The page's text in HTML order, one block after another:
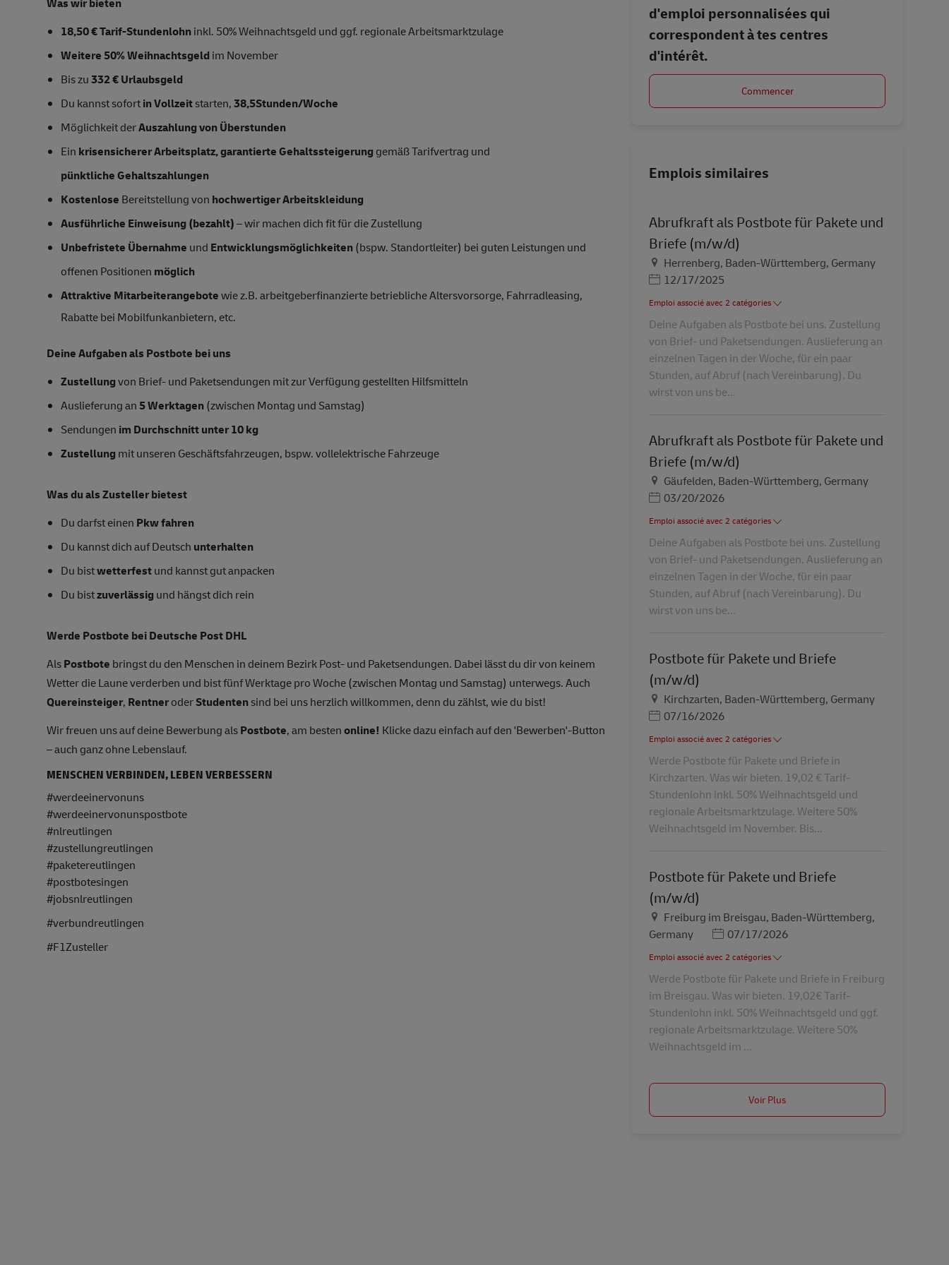
18,50 € Tarif-Stundenlohninkl. 50% Weihnachtsgeld und ggf. regionale Arbeitsmarktzulage
Weitere 50% Weihnachtsgeldim November
Bis zu332 € Urlaubsgeld
Du kannst sofortin Vollzeitstarten,38,5Stunden/Woche
Möglichkeit derAuszahlung von Überstunden
Ein krisensicherer Arbeitsplatz, garantierte Gehaltssteigerung gemäß Tarifvertrag und
pünktliche Gehaltszahlungen
Kostenlose Bereitstellung von hochwertiger Arbeitskleidung
Ausführliche Einweisung (bezahlt)– wir machen dich fit für die Zustellung
Unbefristete Übernahme und Entwicklungsmöglichkeiten(bspw. Standortleiter) bei guten Leistungen und
offenen Positionen möglich
Attraktive Mitarbeiterangebotewie z.B. arbeitgeberfinanzierte betriebliche Altersvorsorge, Fahrradleasing,
Rabatte bei Mobilfunkanbietern, etc.
Deine Aufgaben als Postbote bei uns
Zustellungvon Brief- und Paketsendungen mit zur Verfügung gestellten Hilfsmitteln
Auslieferung an5 Werktagen(zwischen Montag und Samstag)
Sendungen im Durchschnitt unter 10 kg
Zustellung mit unseren Geschäftsfahrzeugen, bspw. vollelektrische Fahrzeuge
Was du als Zusteller bietest
Du darfst einen Pkw fahren
Du kannst dich auf Deutsch unterhalten
Du bistwetterfestund kannst gut anpacken
Du bistzuverlässig und hängst dich rein
Werde Postbote bei Deutsche Post DHL
AlsPostbote bringst du den Menschen in deinem Bezirk Post- und Paketsendungen. Dabei lässt du dir von keinem
Wetter die Laune verderben und bist fünf Werktage pro Woche (zwischen Montag und Samstag) unterwegs. Auch
Quereinsteiger, RentneroderStudentensind bei uns herzlich willkommen, denn du zählst, wie du bist!
Wir freuen uns auf deine Bewerbung alsPostbote, am bestenonline! Klicke dazu einfach auf den 'Bewerben'-Button
– auch ganz ohne Lebenslauf.
MENSCHEN VERBINDEN, LEBEN VERBESSERN
#werdeeinervonuns
#werdeeinervonunspostbote
#nlreutlingen
#zustellungreutlingen
#paketereutlingen
#postbotesingen
#jobsnlreutlingen
#verbundreutlingen
#F1Zusteller
d'emploi personnalisées qui
correspondent à tes centres
d'intérêt.
Commencer
Emplois similaires
Abrufkraft als Postbote für Pakete und
Briefe (m/w/d)
LieuHerrenberg, Baden-Württemberg, Germany
Posted Date
12/17/2025
Emploi associé avec 2 catégories
Deine Aufgaben als Postbote bei uns. Zustellung
von Brief- und Paketsendungen. Auslieferung an
einzelnen Tagen in der Woche, für ein paar
Stunden, auf Abruf (nach Vereinbarung). Du
wirst von uns be...
Abrufkraft als Postbote für Pakete und
Briefe (m/w/d)
LieuGäufelden, Baden-Württemberg, Germany
Posted Date
03/20/2026
Emploi associé avec 2 catégories
Deine Aufgaben als Postbote bei uns. Zustellung
von Brief- und Paketsendungen. Auslieferung an
einzelnen Tagen in der Woche, für ein paar
Stunden, auf Abruf (nach Vereinbarung). Du
wirst von uns be...
Postbote für Pakete und Briefe
(m/w/d)
LieuKirchzarten, Baden-Württemberg, Germany
Posted Date
07/16/2026
Emploi associé avec 2 catégories
Werde Postbote für Pakete und Briefe in
Kirchzarten. Was wir bieten. 19,02 € Tarif-
Stundenlohn inkl. 50% Weihnachtsgeld und
regionale Arbeitsmarktzulage. Weitere 50%
Weihnachtsgeld im November. Bis...
Postbote für Pakete und Briefe
(m/w/d)
LieuFreiburg im Breisgau, Baden-Württemberg,
Germany
Posted Date
07/17/2026
Emploi associé avec 2 catégories
Werde Postbote für Pakete und Briefe in Freiburg
im Breisgau. Was wir bieten. 19,02€ Tarif-
Stundenlohn inkl. 50% Weihnachtsgeld und ggf.
regionale Arbeitsmarktzulage. Weitere 50%
Weihnachtsgeld im ...
Voir Plus